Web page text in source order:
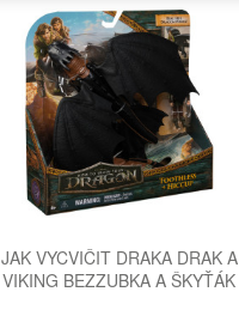
JAK VYCVIČIT DRAKA DRAK A
VIKING BEZZUBKA A ŠKYŤÁK